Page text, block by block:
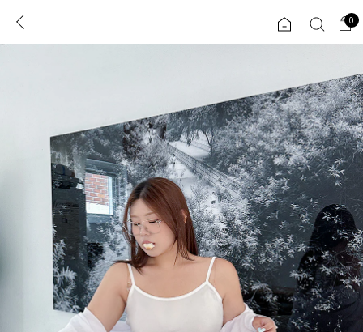
로그인 0
TW
JP
콘텐츠 리뷰 & 혜택 플러스핏 회원혜택 입
CATEGORY COMMUNITY
도착보장⚡
인플루언서 pick!
신상 5%
ALL
익스클루시브
아우터
티셔츠
0